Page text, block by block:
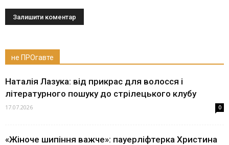
не ПРОгавте
Наталія Лазука: від прикрас для волосся і
літературного пошуку до стрілецького клубу
17.07.2026 0
«Жіноче шипіння важче»: пауерліфтерка Христина